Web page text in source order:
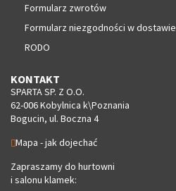
Formularz zwrotów
Formularz niezgodności w dostawie
RODO
KONTAKT
SPARTA SP. Z O.O.
62-006 Kobylnica k\Poznania
Bogucin, ul. Boczna 4
Mapa - jak dojechać
Zapraszamy do hurtowni
i salonu klamek: